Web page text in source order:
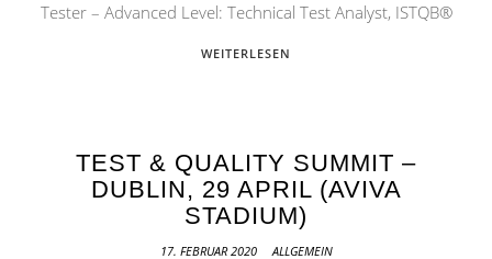
Tester – Advanced Level: Technical Test Analyst, ISTQB®
WEITERLESEN
TEST & QUALITY SUMMIT –
DUBLIN, 29 APRIL (AVIVA
STADIUM)
17. FEBRUAR 2020 ALLGEMEIN